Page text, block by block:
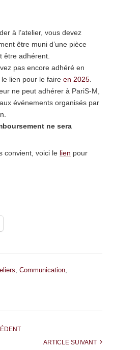
à l’atelier, vous devez
être muni d’une pièce
être adhérent.
pas encore adhéré en
lien pour le faire en 2025.
ne peut adhérer à PariS-M,
événements organisés par
ne sera
convient, voici le lien pour
, Communication,
ARTICLE SUIVANT